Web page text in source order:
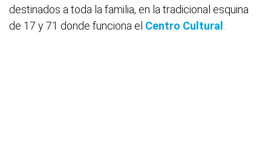
destinados a toda la familia, en la tradicional esquina
de 17 y 71 donde funciona el Centro Cultural